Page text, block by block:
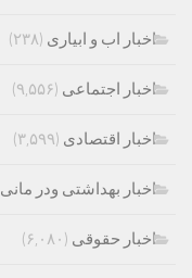
اخبار اب و ابیاری (۲۳۸)
اخبار اجتماعی (۹,۵۵۶)
اخبار اقتصادی (۳,۵۹۹)
اخبار بهداشتی ودر مانی
اخبار حقوقی (۶,۰۸۰)